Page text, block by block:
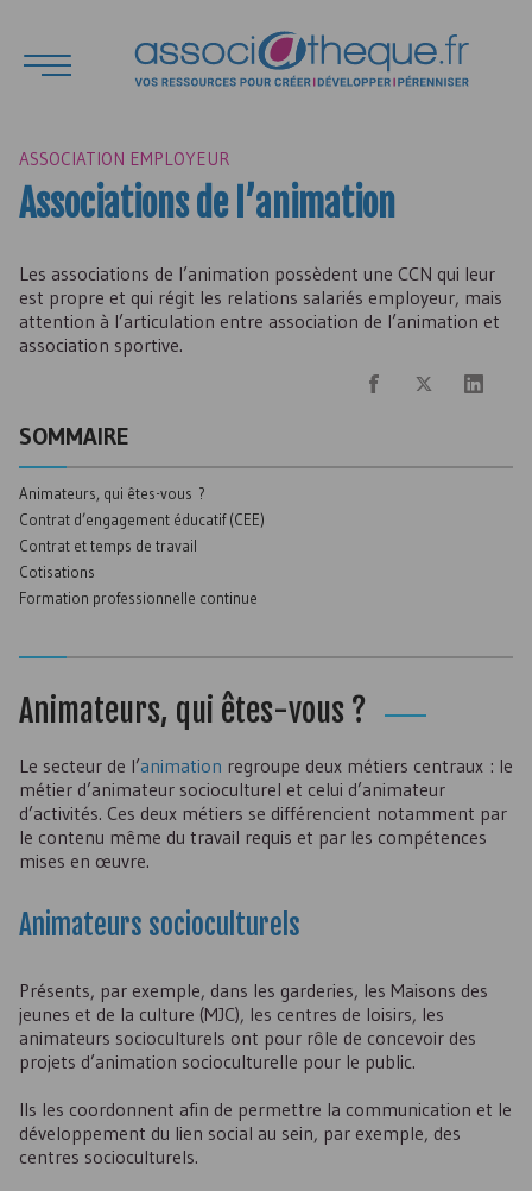
ASSOCIATION EMPLOYEUR
Associations de l’animation
Les associations de l’animation possèdent une CCN qui leur
est propre et qui régit les relations salariés employeur, mais
attention à l’articulation entre association de l’animation et
association sportive.
SOMMAIRE
Animateurs, qui êtes-vous ?
Contrat d’engagement éducatif (CEE)
Contrat et temps de travail
Cotisations
Formation professionnelle continue
Animateurs, qui êtes-vous ?
Le secteur de l’animation regroupe deux métiers centraux : le
métier d’animateur socioculturel et celui d’animateur
d’activités. Ces deux métiers se différencient notamment par
le contenu même du travail requis et par les compétences
mises en œuvre.
Animateurs socioculturels
Présents, par exemple, dans les garderies, les Maisons des
jeunes et de la culture (MJC), les centres de loisirs, les
animateurs socioculturels ont pour rôle de concevoir des
projets d’animation socioculturelle pour le public.
Ils les coordonnent afin de permettre la communication et le
développement du lien social au sein, par exemple, des
centres socioculturels.